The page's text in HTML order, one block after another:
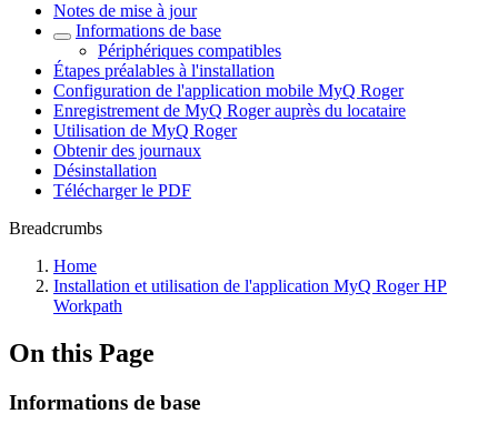
Notes de mise à jour
Informations de base
Périphériques compatibles
Étapes préalables à l'installation
Configuration de l'application mobile MyQ Roger
Enregistrement de MyQ Roger auprès du locataire
Utilisation de MyQ Roger
Obtenir des journaux
Désinstallation
Télécharger le PDF
Breadcrumbs
Home
Installation et utilisation de l'application MyQ Roger HP
Workpath
On this Page
Informations de base